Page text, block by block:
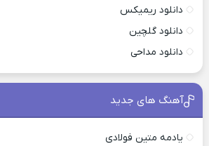
دانلود ریمیکس
دانلود گلچین
دانلود مداحی
آهنگ های جدید
یادمه متین فولادی